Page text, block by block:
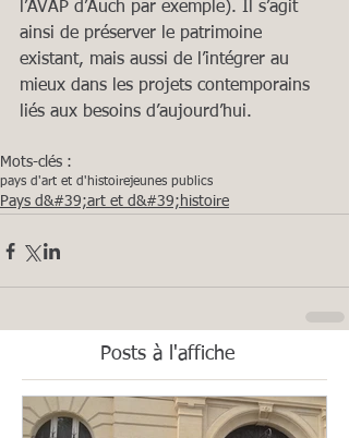
l’AVAP d’Auch par exemple). Il s’agit
ainsi de préserver le patrimoine
existant, mais aussi de l’intégrer au
mieux dans les projets contemporains
liés aux besoins d’aujourd’hui.
Mots-clés :
pays d'art et d'histoirejeunes publics
Pays d&#39;art et d&#39;histoire
Posts à l'affiche